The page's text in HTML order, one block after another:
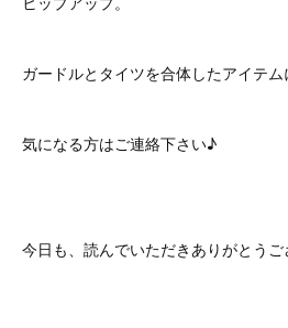
ガードルとタイツを合体したアイテム
気になる方はご連絡下さい♪
今日も、読んでいただきありがとうご